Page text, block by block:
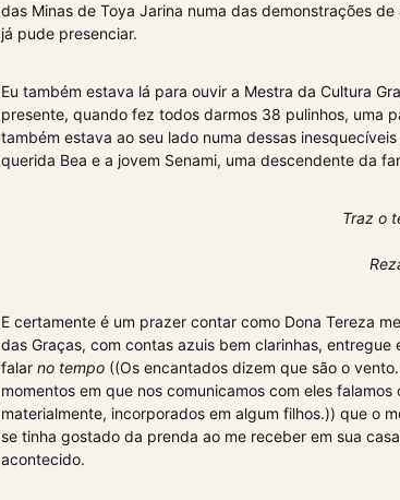
das Minas de Toya Jarina numa das demonstrações
já pude presenciar.
Eu também estava lá para ouvir a Mestra da Cultura
presente, quando fez todos darmos 38 pulinhos, uma
também estava ao seu lado numa dessas
querida Bea e a jovem Senami, uma descendente da
Traz o
E certamente é um prazer contar como Dona Tereza
das Graças, com contas azuis bem clarinhas,
falar no tempo ((Os encantados dizem que são o
momentos em que nos comunicamos com eles
materialmente, incorporados em algum filhos.)) que o
se tinha gostado da prenda ao me receber em sua
acontecido.